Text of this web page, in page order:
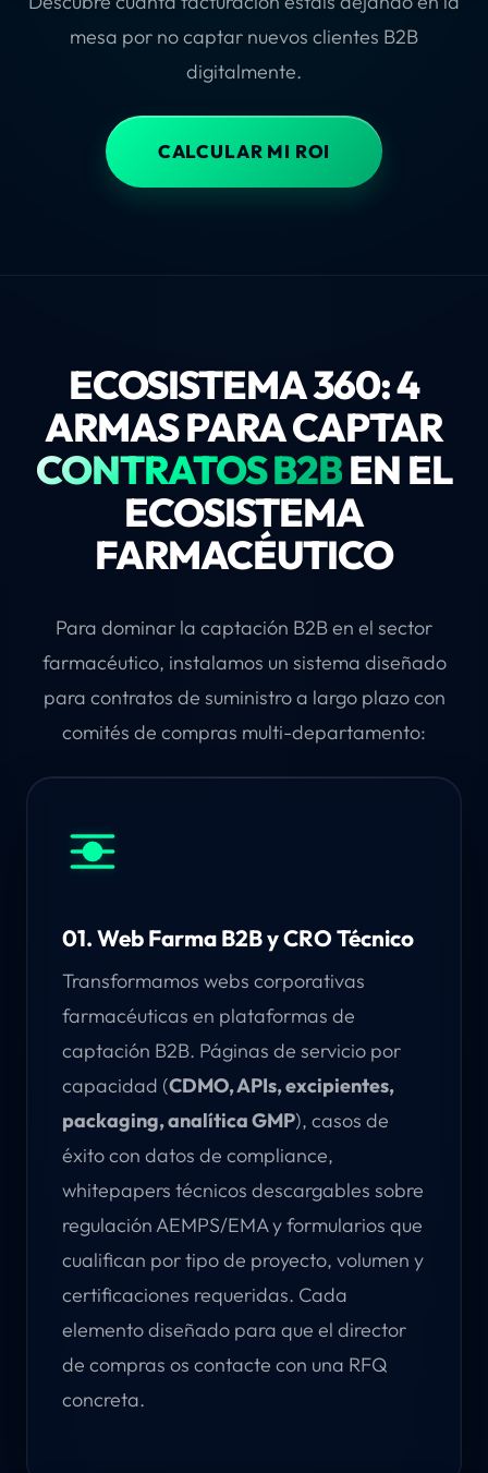
mesa por no captar nuevos clientes B2B
digitalmente.
CALCULAR MI ROI
ECOSISTEMA 360: 4
ARMAS PARA CAPTAR
CONTRATOS B2BEN EL
ECOSISTEMA
FARMACÉUTICO
Para dominar la captación B2B en el sector
farmacéutico, instalamos un sistema diseñado
para contratos de suministro a largo plazo con
comités de compras multi-departamento:
01. Web Farma B2B y CRO Técnico
Transformamos webs corporativas
farmacéuticas en plataformas de
captación B2B. Páginas de servicio por
capacidad (CDMO, APIs, excipientes,
packaging, analítica GMP), casos de
éxito con datos de compliance,
whitepapers técnicos descargables sobre
regulación AEMPS/EMA y formularios que
cualifican por tipo de proyecto, volumen y
certificaciones requeridas. Cada
elemento diseñado para que el director
de compras os contacte con una RFQ
concreta.